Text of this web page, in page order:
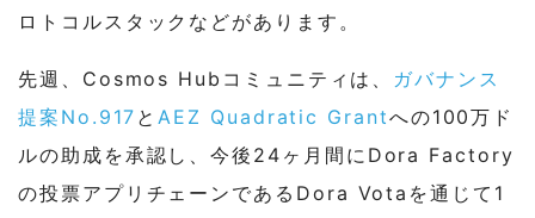
ロトコルスタックなどがあります。
先週、Cosmos Hubコミュニティは、 ガバナンス
提案No.917 とAEZ Quadratic Grantへの100万ド
ルの助成を承認し、今後24ヶ月間にDora Factory
の投票アプリチェーンであるDora Votaを通じて1